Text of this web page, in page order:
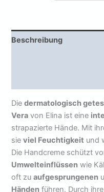
Beschreibung
Diedermatologisch
Vera von Elina ist eine
strapazierte Hände. Mit
sieviel Feuchtigkeit und
Die Handcreme schützt
Umwelteinflüssen wie
oft zuaufgesprungenen
Händen führen. Durch ihre